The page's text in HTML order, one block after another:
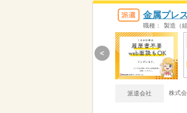
金属プレ
職種： 製造（
派遣会社 株式
<